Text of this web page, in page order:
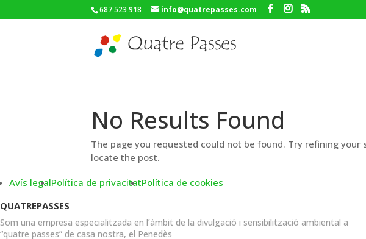
687 523 918 info@quatrepasses.com
No Results Found
The page you requested could not be found. Try refining
locate the post.
Avís legalPolítica de privacitatPolítica de cookies
QUATREPASSES
Som una empresa especialitzada en l’àmbit de la divulgació i sensibilització ambiental a
“quatre passes” de casa nostra, el Penedès